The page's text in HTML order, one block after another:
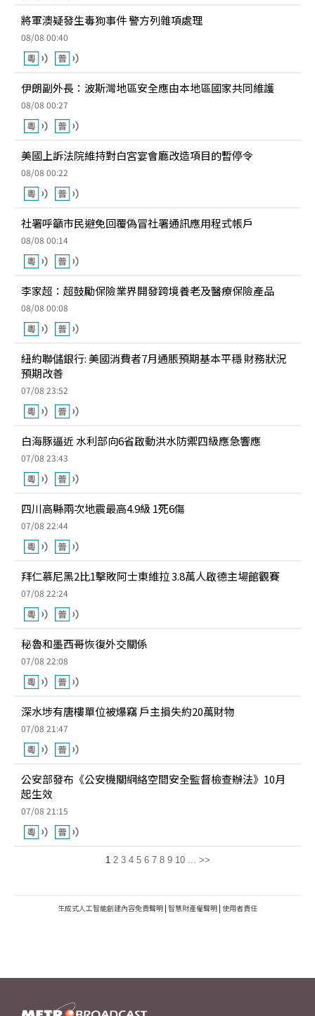
將軍澳疑發生毒狗事件 警方列雜項處理
08/08 00:40
伊朗副外長：波斯灣地區安全應由本地區國家共同維護
08/08 00:27
美國上訴法院維持對白宮宴會廳改造項目的暫停令
08/08 00:22
社署呼籲市民避免回覆偽冒社署通訊應用程式帳戶
08/08 00:14
李家超：超鼓勵保險業界開發跨境養老及醫療保險產品
08/08 00:08
紐約聯儲銀行: 美國消費者7月通脹預期基本平穩 財務狀況
預期改善
07/08 23:52
白海豚逼近 水利部向6省啟動洪水防禦四級應急響應
07/08 23:43
四川高縣兩次地震最高4.9級 1死6傷
07/08 22:44
拜仁慕尼黑2比1擊敗阿士東維拉 3.8萬人啟德主場館觀賽
07/08 22:24
秘魯和墨西哥恢復外交關係
07/08 22:08
深水埗有唐樓單位被爆竊 戶主損失約20萬財物
07/08 21:47
公安部發布《公安機關網絡空間安全監督檢查辦法》10月
起生效
07/08 21:15
1 2 3 4 5 6 7 8 9 10 ... >>
生成式人工智能創建內容免責聲明 | 智慧財產權聲明 | 使用者責任